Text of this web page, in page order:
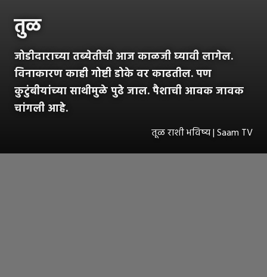
तुळ
जोडीदाराच्या तब्येतीची आज काळजी घ्यावी लागेल.
विनाकारण काही गोष्टी डोके वर काढतील. पण
कुटुंबीयांच्या साथीमुळे पुढे जाल. पैशाची आवक जावक
चांगली आहे.
तूळ राशी भविष्य | Saam TV